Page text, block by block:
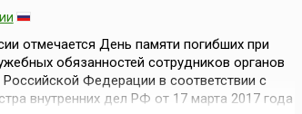
отмечается День памяти погибших при
обязанностей сотрудников органов
Российской Федерации в соответствии с
внутренних дел РФ от 17 марта 2017 года